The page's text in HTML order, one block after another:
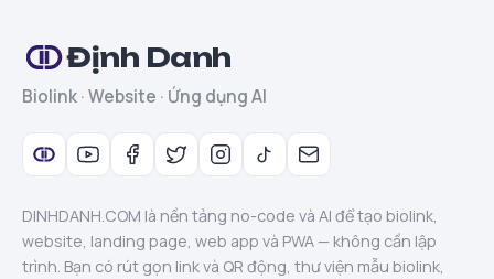
Định Danh
Biolink · Website · Ứng dụng AI
DINHDANH.COM là nền tảng no-code và AI để tạo biolink,
website, landing page, web app và PWA — không cần lập
trình. Bạn có rút gọn link và QR động, thư viện mẫu biolink,